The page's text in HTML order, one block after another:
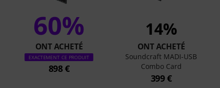
60%
ONT ACHETÉ
EXACTEMENT CE PRODUIT
898 €
14%
ONT ACHETÉ
Soundcraft MADI-USB
Combo Card
399 €